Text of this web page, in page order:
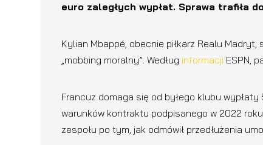
euro zaległych wypłat. Sprawa trafiła
Kylian Mbappé, obecnie piłkarz Realu
„mobbing moralny”. Według informacji ESPN,
Francuz domaga się od byłego klubu
warunków kontraktu podpisanego w 2022
zespołu po tym, jak odmówił przedłużenia